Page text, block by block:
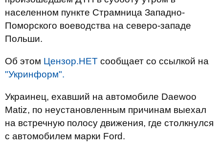
населенном пункте Страмница Западно-
Поморского воеводства на северо-западе
Польши.
Об этом Цензор.НЕТ сообщает со ссылкой на
"Укринформ".
Украинец, ехавший на автомобиле Daewoo
Matiz, по неустановленным причинам выехал
на встречную полосу движения, где столкнулся
с автомобилем марки Ford.